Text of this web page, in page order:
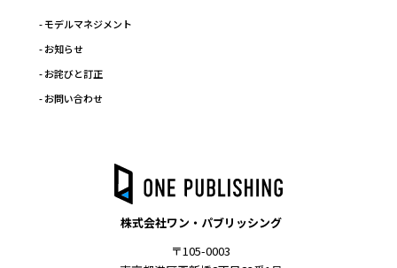
- モデルマネジメント
- お知らせ
- お詫びと訂正
- お問い合わせ
株式会社ワン・パブリッシング
〒105-0003